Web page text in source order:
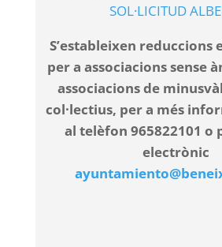
SOL·LICITUD
S’estableixen reduccions
per a associacions sense
associacions de
col·lectius, per a més
al telèfon 965822101 o
electrònic